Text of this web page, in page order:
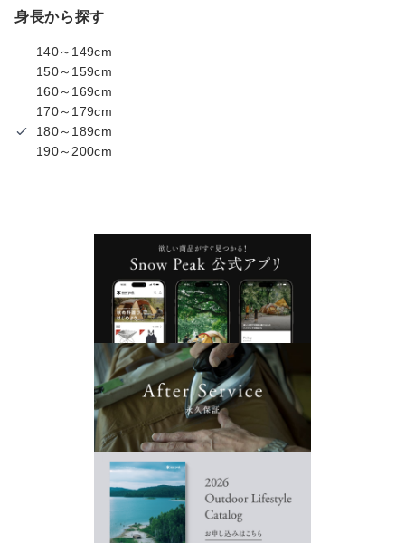
身長から探す
140～149cm
150～159cm
160～169cm
170～179cm
180～189cm
190～200cm